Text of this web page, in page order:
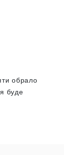
обрало
буде